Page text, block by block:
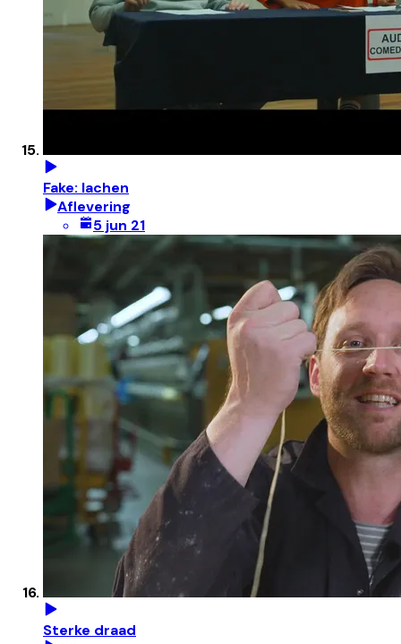
Fake: lachen
Aflevering
5 jun 21
Sterke draad